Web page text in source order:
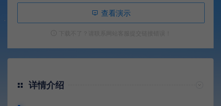
查看演示
详情介绍